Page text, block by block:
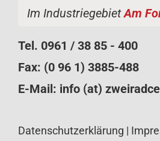
Im IndustriegebietAm
Tel. 0961 / 38 85 - 400
Fax: (0 96 1) 3885-488
E-Mail: info (at)
Datenschutzerklärung |